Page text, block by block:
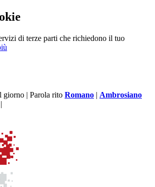
di terze parti che richiedono il tuo
giorno | Parola rito Romano | Ambrosiano
|